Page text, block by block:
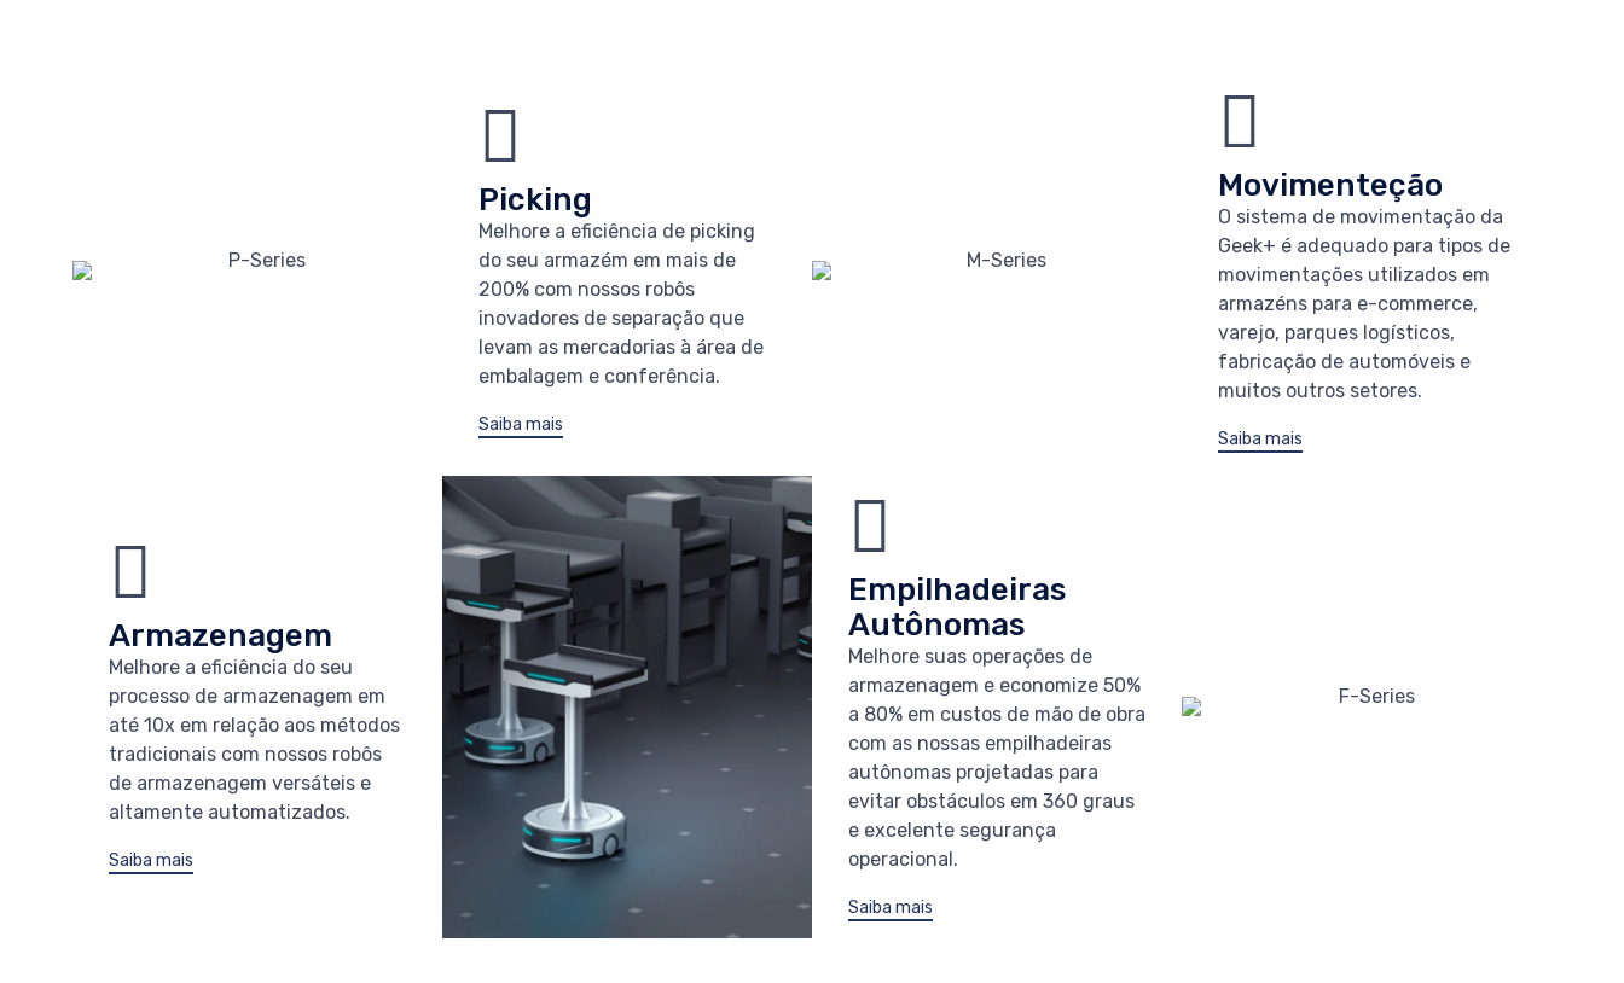
Picking
Melhore a eficiência de picking
do seu armazém em mais de
200% com nossos robôs
inovadores de separação que
levam as mercadorias à área de
embalagem e conferência.
Saiba mais
Movimenteção
O sistema de movimentação da
Geek+ é adequado para tipos de
movimentações utilizados em
armazéns para e-commerce,
varejo, parques logísticos,
fabricação de automóveis e
muitos outros setores.
Saiba mais
Armazenagem
Melhore a eficiência do seu
processo de armazenagem em
até 10x em relação aos métodos
tradicionais com nossos robôs
de armazenagem versáteis e
altamente automatizados.
Saiba mais
Empilhadeiras
Autônomas
Melhore suas operações de
armazenagem e economize 50%
a 80% em custos de mão de obra
com as nossas empilhadeiras
autônomas projetadas para
evitar obstáculos em 360 graus
e excelente segurança
operacional.
Saiba mais